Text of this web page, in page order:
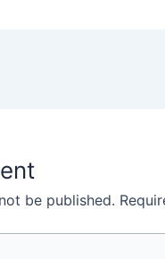
be published.